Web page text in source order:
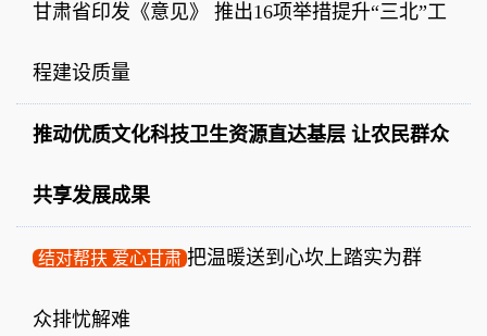
甘肃省印发《意见》 推出16项举措提升“三北”工
程建设质量
推动优质文化科技卫生资源直达基层 让农民群众
共享发展成果
结对帮扶 爱心甘肃 把温暖送到心坎上踏实为群
众排忧解难